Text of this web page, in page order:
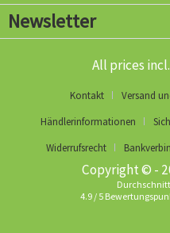
Newsletter
All prices
Kontakt
Versand
Händlerinformationen
Widerrufsrecht
Copyright © -
4.9 / 5